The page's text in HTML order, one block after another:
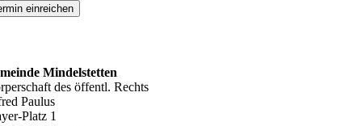
einreichen
Mindelstetten
des öffentl. Rechts
Paulus
Platz 1